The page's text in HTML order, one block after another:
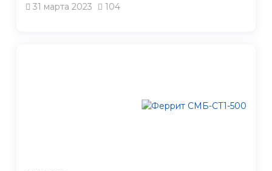
31 марта 2023
104